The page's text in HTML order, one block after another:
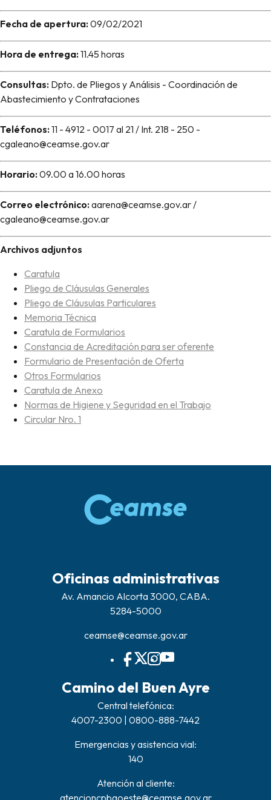
Fecha de apertura:09/02/2021
Hora de entrega:11.45 horas
Consultas: Dpto. de Pliegos y Análisis - Coordinación de
Abastecimiento y Contrataciones
Teléfonos:11 - 4912 - 0017 al 21 / Int. 218 - 250 -
cgaleano@ceamse.gov.ar
Horario:09.00 a 16.00 horas
Correo electrónico:aarena@ceamse.gov.ar /
cgaleano@ceamse.gov.ar
Archivos adjuntos
Caratula
Pliego de Cláusulas Generales
Pliego de Cláusulas Particulares
Memoria Técnica
Caratula de Formularios
Constancia de Acreditación para ser oferente
Formulario de Presentación de Oferta
Otros Formularios
Caratula de Anexo
Normas de Higiene y Seguridad en el Trabajo
Circular Nro. 1
Oficinas administrativas
Av. Amancio Alcorta 3000, CABA.
5284-5000
ceamse@ceamse.gov.ar
Camino del Buen Ayre
Central telefónica:
4007-2300 | 0800-888-7442
Emergencias y asistencia vial:
140
Atención al cliente:
atencioncpbaoeste@ceamse.gov.ar